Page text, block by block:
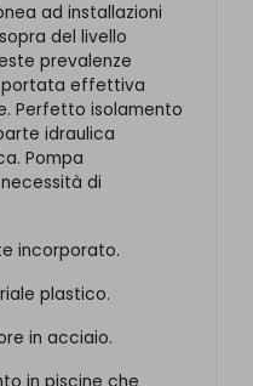
ad installazioni
del livello
prevalenze
portata effettiva
Perfetto isolamento
idraulica
Pompa
di
incorporato.
plastico.
in acciaio.